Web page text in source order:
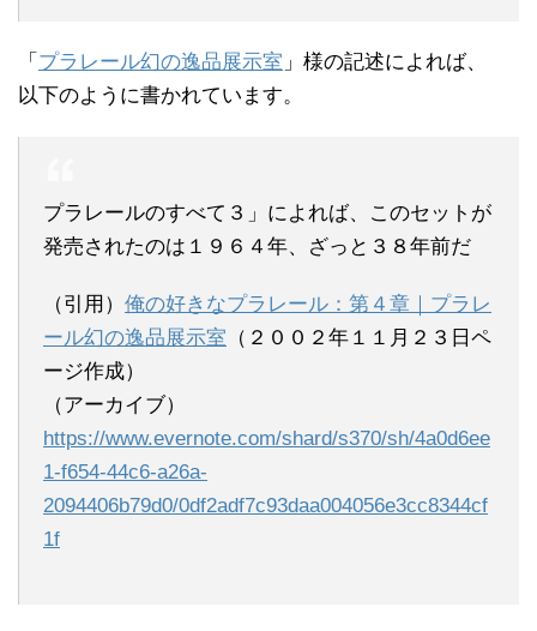
「 プラレール幻の逸品展示室 」様の記述によれば、
以下のように書かれています。
プラレールのすべて３」によれば、このセットが
発売されたのは１９６４年、ざっと３８年前だ
（引用） 俺の好きなプラレール：第４章｜プラレ
ール幻の逸品展示室 （２００２年１１月２３日ペ
ージ作成）
（アーカイブ）
https://www.evernote.com/shard/s370/sh/4a0d6ee
1-f654-44c6-a26a-
2094406b79d0/0df2adf7c93daa004056e3cc8344cf
1f